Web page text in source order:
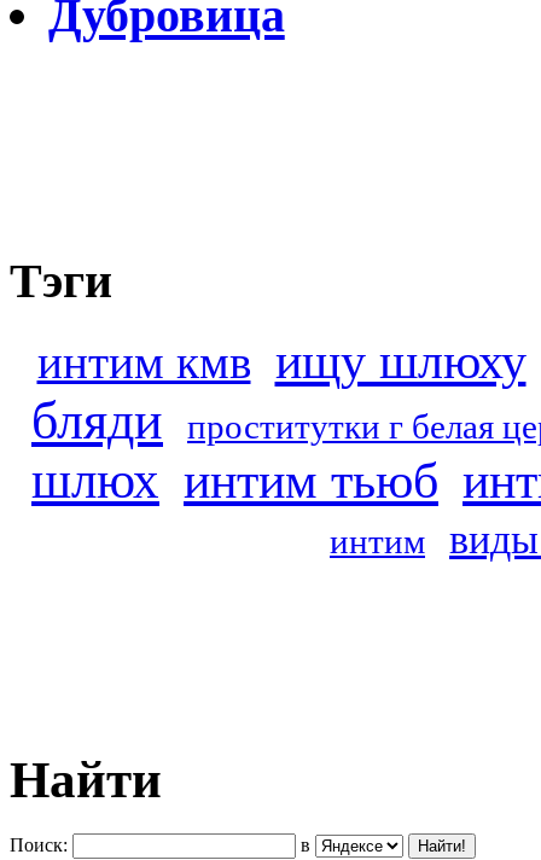
Дубровица
Тэги
интим кмв ищу шлюху
бляди проститутки г белая
шлюх интим тьюб
интим
Найти
Поиск: в